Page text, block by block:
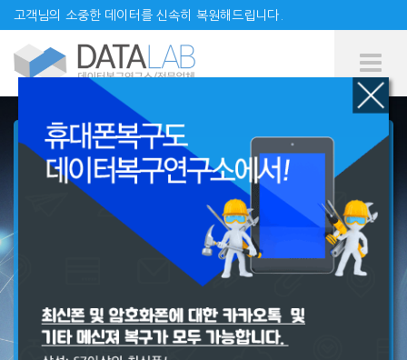
고객님의 소중한 데이터를 신속히 복원해드립니다.
출장 복구 접수하기
1800-9712